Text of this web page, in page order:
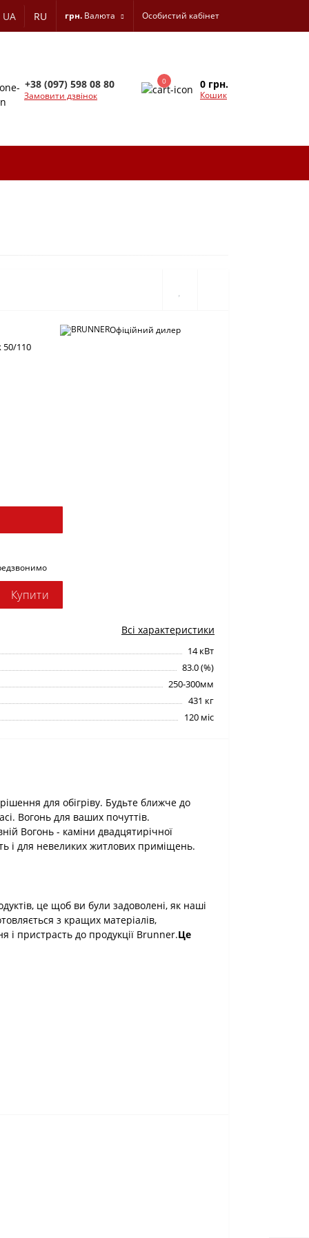
UA RU грн. Валюта Особистий кабінет
+38 (097) 598 08 80
Замовити дзвінок
0 0 грн.
Кошик
50/110
Офіційний дилер
Всі характеристики
14 кВт
83.0 (%)
250-300мм
431 кг
120 міс
Купити
для обігріву. Будьте ближче до
Вогонь для ваших почуттів.
Вогонь - каміни двадцятирічної
і для невеликих житлових приміщень.
це щоб ви були задоволені, як наші
з кращих матеріалів,
і пристрасть до продукції Brunner.Це